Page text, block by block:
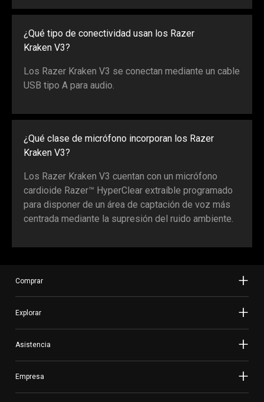
¿Qué tipo de conectividad usan los Razer
Kraken V3?
Los Razer Kraken V3 se conectan mediante un cable
USB tipo A para audio.
¿Qué clase de micrófono incorporan los Razer
Kraken V3?
Los Razer Kraken V3 cuentan con un micrófono
cardioide Razer™ HyperClear extraíble programado
para disponer de un área de captación de voz más
centrada mediante la supresión del ruido ambiente.
Comprar
Explorar
Asistencia
Empresa